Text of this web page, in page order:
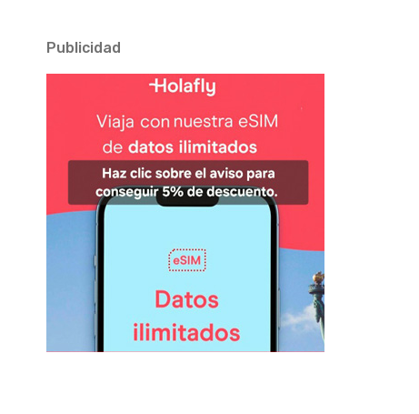
Publicidad